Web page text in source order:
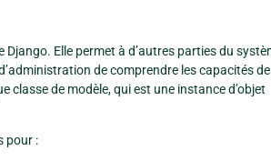
Django. Elle permet à d’autres parties du
de comprendre les capacités
classe de modèle, qui est une instance d’objet
pour :